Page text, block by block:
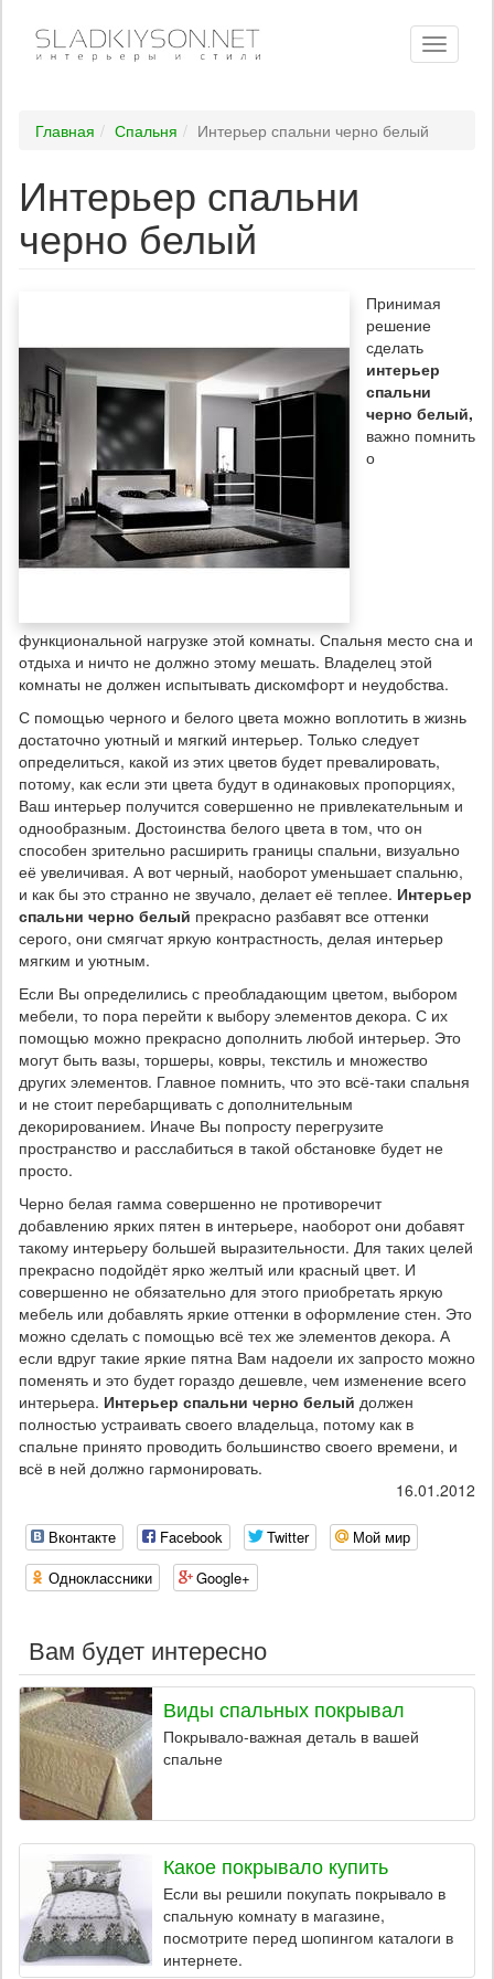
Toggle
Главная Спальня Интерьер спальни черно белый
Интерьер спальни
черно белый
Принимая
решение
сделать
интерьер
спальни
черно белый,
важно помнить
о
функциональной нагрузке этой комнаты. Спальня место сна и
отдыха и ничто не должно этому мешать. Владелец этой
комнаты не должен испытывать дискомфорт и неудобства.
С помощью черного и белого цвета можно воплотить в жизнь
достаточно уютный и мягкий интерьер. Только следует
определиться, какой из этих цветов будет превалировать,
потому, как если эти цвета будут в одинаковых пропорциях,
Ваш интерьер получится совершенно не привлекательным и
однообразным. Достоинства белого цвета в том, что он
способен зрительно расширить границы спальни, визуально
её увеличивая. А вот черный, наоборот уменьшает спальню,
и как бы это странно не звучало, делает её теплее. Интерьер
спальни черно белый прекрасно разбавят все оттенки
серого, они смягчат яркую контрастность, делая интерьер
мягким и уютным.
Если Вы определились с преобладающим цветом, выбором
мебели, то пора перейти к выбору элементов декора. С их
помощью можно прекрасно дополнить любой интерьер. Это
могут быть вазы, торшеры, ковры, текстиль и множество
других элементов. Главное помнить, что это всё-таки спальня
и не стоит перебарщивать с дополнительным
декорированием. Иначе Вы попросту перегрузите
пространство и расслабиться в такой обстановке будет не
просто.
Черно белая гамма совершенно не противоречит
добавлению ярких пятен в интерьере, наоборот они добавят
такому интерьеру большей выразительности. Для таких целей
прекрасно подойдёт ярко желтый или красный цвет. И
совершенно не обязательно для этого приобретать яркую
мебель или добавлять яркие оттенки в оформление стен. Это
можно сделать с помощью всё тех же элементов декора. А
если вдруг такие яркие пятна Вам надоели их запросто можно
поменять и это будет гораздо дешевле, чем изменение всего
интерьера. Интерьер спальни черно белый должен
полностью устраивать своего владельца, потому как в
спальне принято проводить большинство своего времени, и
всё в ней должно гармонировать.
16.01.2012
Вконтакте Facebook Twitter
Мой мир
Одноклассники
Google+
Вам будет интересно
Виды спальных покрывал
Покрывало-важная деталь в вашей
спальне
Какое покрывало купить
Если вы решили покупать покрывало в
спальную комнату в магазине,
посмотрите перед шопингом каталоги в
интернете.